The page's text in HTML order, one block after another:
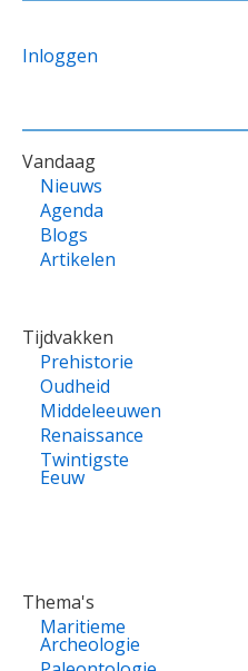
Inloggen
VOET
Vandaag
Nieuws
Agenda
Blogs
Artikelen
Tijdvakken
Prehistorie
Oudheid
Middeleeuwen
Renaissance
Twintigste
Eeuw
Thema's
Maritieme
Archeologie